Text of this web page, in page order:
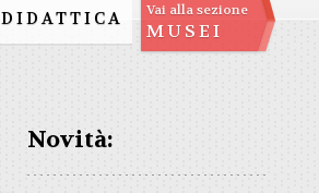
DIDATTICA Vai alla sezione
MUSEI
Novità: